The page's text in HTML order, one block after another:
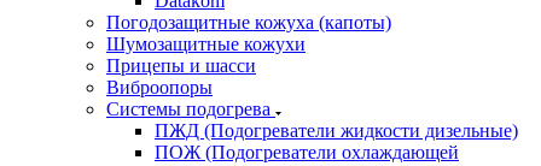
Погодозащитные кожуха (капоты)
Шумозащитные кожухи
Прицепы и шасси
Виброопоры
Системы подогрева
ПЖД (Подогреватели жидкости дизельные)
ПОЖ (Подогреватели охлаждающей